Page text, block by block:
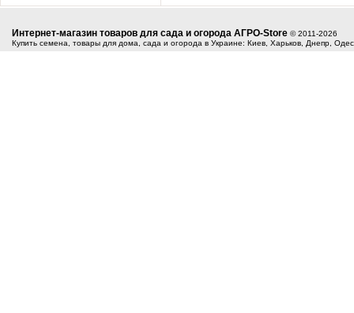
Интернет-магазин товаров для сада и огорода АГРО-Store © 2011-2026
Купить семена, товары для дома, сада и огорода в Украине: Киев, Харьков, Днепр,